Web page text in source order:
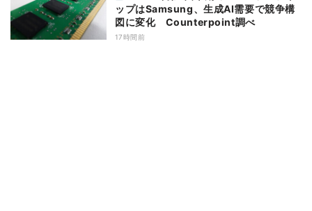
ップはSamsung、生成AI需要で競争構
図に変化 Counterpoint調べ
17時間前